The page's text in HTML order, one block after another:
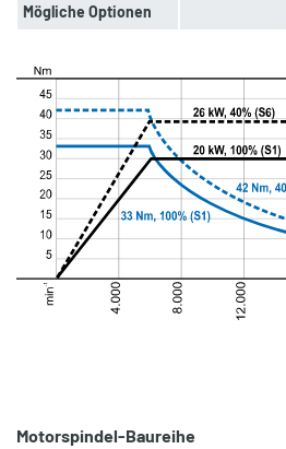
Mögliche Optionen
Motorspindel-Baureihe